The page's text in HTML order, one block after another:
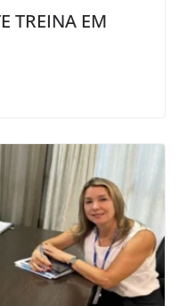
TREINA EM